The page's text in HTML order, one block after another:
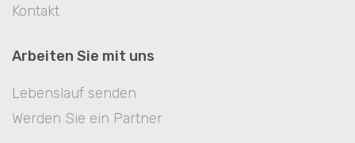
Kontakt
Arbeiten Sie mit uns
Lebenslauf senden
Werden Sie ein Partner